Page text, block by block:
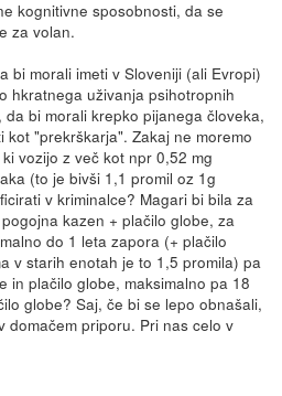
kognitivne sposobnosti, da se
za volan.
bi morali imeti v Sloveniji (ali Evropi)
hkratnega uživanja psihotropnih
bi morali krepko pijanega človeka,
"prekrškarja". Zakaj ne moremo
vozijo z več kot npr 0,52 mg
(to je bivši 1,1 promil oz 1g
v kriminalce? Magari bi bila za
kazen + plačilo globe, za
do 1 leta zapora (+ plačilo
v starih enotah je to 1,5 promila) pa
in plačilo globe, maksimalno pa 18
globe? Saj, če bi se lepo obnašali,
domačem priporu. Pri nas celo v